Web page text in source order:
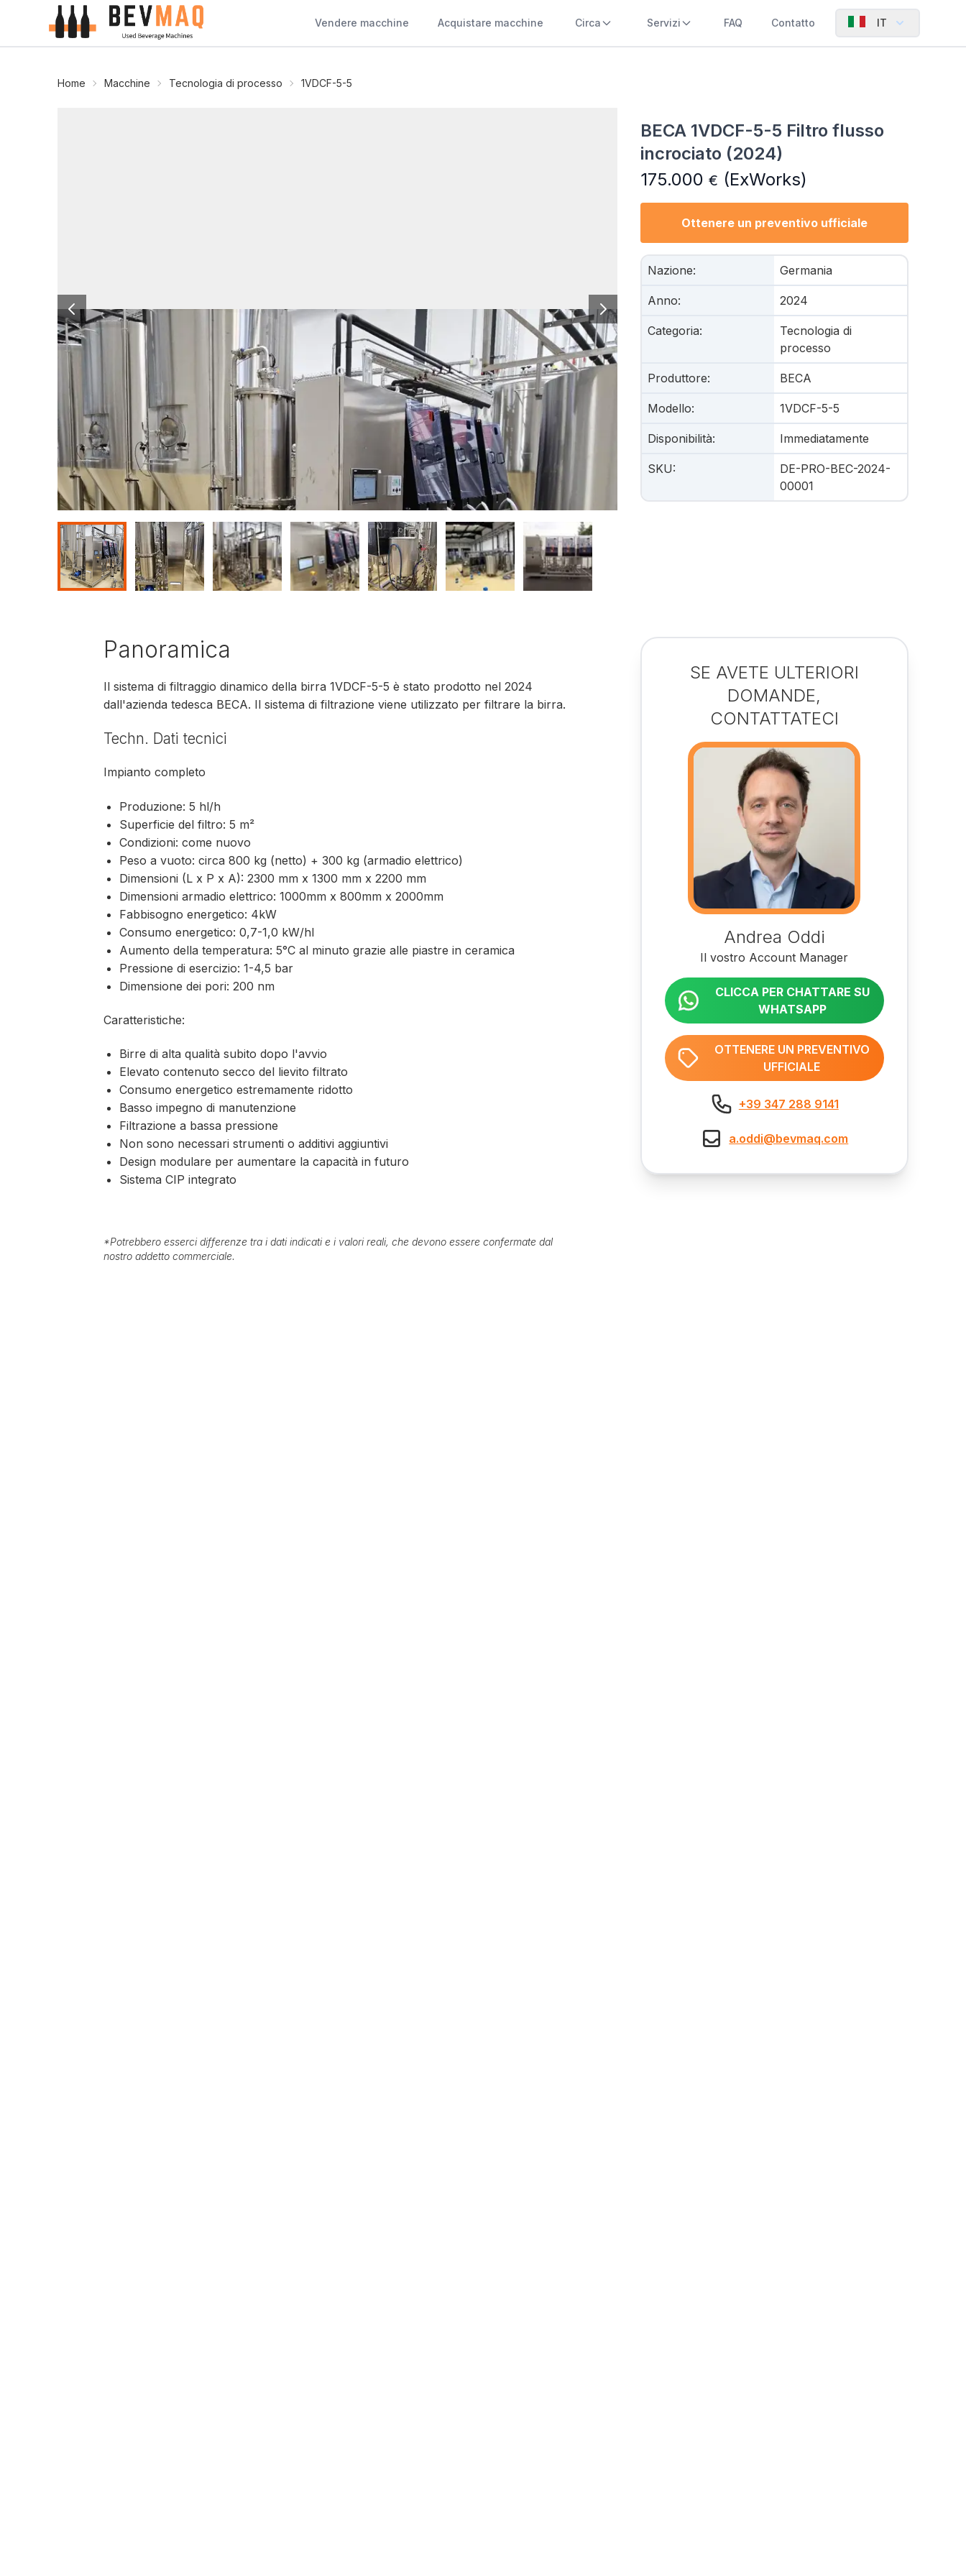
Vendere macchine Acquistare macchine Circa Servizi FAQ Contatto IT
Home Macchine Tecnologia di processo 1VDCF-5-5
BECA 1VDCF-5-5 Filtro flusso
incrociato (2024)
175.000 € (ExWorks)
Ottenere un preventivo ufficiale
Nazione: Germania
Anno: 2024
Categoria:
Tecnologia di
processo
Produttore: BECA
Modello: 1VDCF-5-5
Disponibilità: Immediatamente
SKU:
DE-PRO-BEC-2024-
00001
Panoramica
Il sistema di filtraggio dinamico della birra 1VDCF-5-5 è stato prodotto nel 2024
dall'azienda tedesca BECA. Il sistema di filtrazione viene utilizzato per filtrare la birra.
Techn. Dati tecnici
Impianto completo
Produzione: 5 hl/h
Superficie del filtro: 5 m²
Condizioni: come nuovo
Peso a vuoto: circa 800 kg (netto) + 300 kg (armadio elettrico)
Dimensioni (L x P x A): 2300 mm x 1300 mm x 2200 mm
Dimensioni armadio elettrico: 1000mm x 800mm x 2000mm
Fabbisogno energetico: 4kW
Consumo energetico: 0,7-1,0 kW/hl
Aumento della temperatura: 5°C al minuto grazie alle piastre in ceramica
Pressione di esercizio: 1-4,5 bar
Dimensione dei pori: 200 nm
Caratteristiche:
Birre di alta qualità subito dopo l'avvio
Elevato contenuto secco del lievito filtrato
Consumo energetico estremamente ridotto
Basso impegno di manutenzione
Filtrazione a bassa pressione
Non sono necessari strumenti o additivi aggiuntivi
Design modulare per aumentare la capacità in futuro
Sistema CIP integrato
*Potrebbero esserci differenze tra i dati indicati e i valori reali, che devono essere confermate dal
nostro addetto commerciale.
SE AVETE ULTERIORI
DOMANDE,
CONTATTATECI
Andrea Oddi
Il vostro Account Manager
CLICCA PER CHATTARE SU
WHATSAPP
OTTENERE UN PREVENTIVO
UFFICIALE
+39 347 288 9141
a.oddi@bevmaq.com